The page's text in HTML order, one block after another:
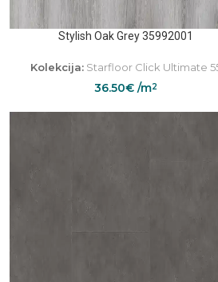
Stylish Oak Grey 35992001
Kolekcija: Starfloor Click Ultimate
36.50€ /m2